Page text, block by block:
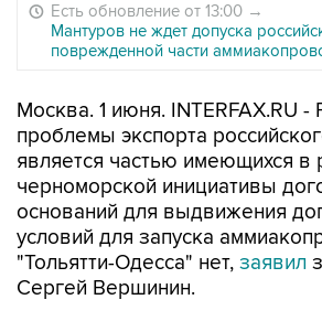
Есть обновление от 13:00 →
Мантуров не ждет допуска
поврежденной части
Москва. 1 июня. INTERFAX.RU
проблемы экспорта
является частью имеющихся в
черноморской инициативы
оснований для выдвижения
условий для запуска
"Тольятти-Одесса" нет, заявил
Сергей Вершинин.